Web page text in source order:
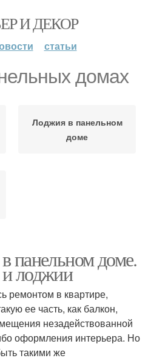
И ДЕКОР
статьи
домах
Лоджия в панельном
доме
панельном доме.
лоджии
ремонтом в квартире,
ее часть, как балкон,
незадействованной
оформления интерьера. Но
такими же